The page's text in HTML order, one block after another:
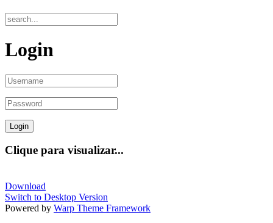
Login
Clique para visualizar...
Download
Switch to Desktop Version
Powered by Warp Theme Framework